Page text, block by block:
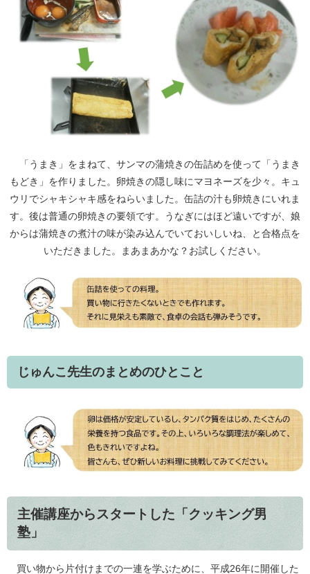
「うまき」をまねて、サンマの蒲焼きの缶詰めを使って「うまき
もどき」を作りました。卵焼きの隠し味にマヨネーズを少々。キュ
ウリでシャキシャキ感をねらいました。缶詰の汁も卵焼きにいれま
す。後は普通の卵焼きの要領です。うなぎにはほど遠いですが、娘
からは蒲焼きの煮汁の味が染み込んでいておいしいね、と合格点を
いただきました。まあまあかな？お試しください。
じゅんこ先生のまとめのひとこと
主催講座からスタートした「クッキング男
塾」
買い物から片付けまでの一連を学ぶために、平成26年に開催した